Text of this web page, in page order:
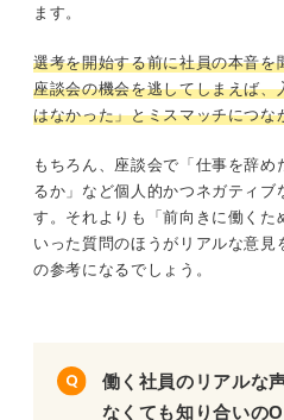
ます。
選考を開始する前に社員の本音
座談会の機会を逃してしまえば
はなかった」とミスマッチにつな
もちろん、座談会で「仕事を辞
るか」など個人的かつネガティブ
す。それよりも「前向きに働くた
いった質問のほうがリアルな意
の参考になるでしょう。
働く社員のリアルな
なくても知り合いの